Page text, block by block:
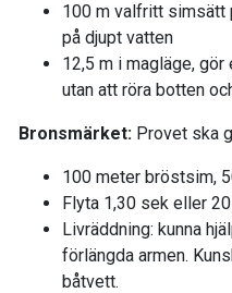
100 m valfritt simsätt
på djupt vatten
12,5 m i magläge,
utan att röra botten
Bronsmärket: Provet ska
100 meter bröstsim,
Flyta 1,30 sek eller 20
Livräddning: kunna
förlängda armen.
båtvett.